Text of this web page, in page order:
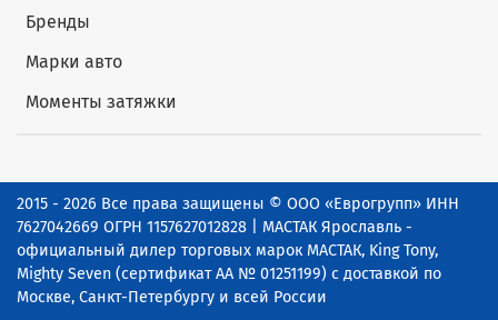
Бренды
Марки авто
Моменты затяжки
2015 - 2026 Все права защищены © ООО «Еврогрупп» ИНН
7627042669 ОГРН 1157627012828 | МАСТАК Ярославль -
официальный дилер торговых марок МАСТАК, King Tony,
Mighty Seven (сертификат АА № 01251199) с доставкой по
Москве, Санкт-Петербургу и всей России